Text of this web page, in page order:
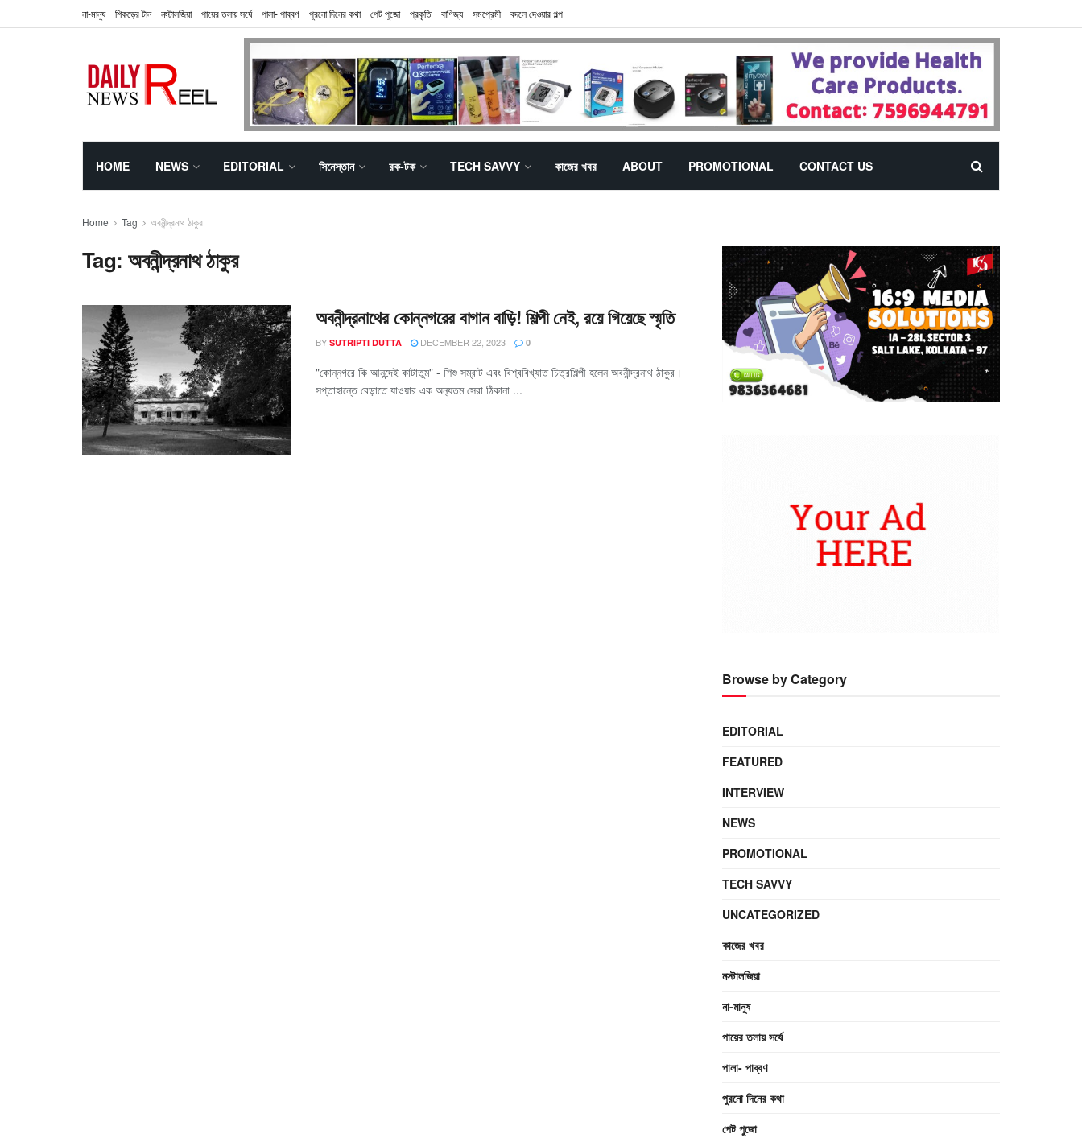
না-মানুষ শিকড়ের টান নস্টালজিয়া পায়ের তলায় সর্ষে পালা- পাব্বণ পুরনো দিনের কথা পেট পুজো প্রকৃতি বাণিজ্য সমপ্রেমী বদলে দেওয়ার গল্প
HOME NEWS EDITORIAL সিনেস্তান রক-টক TECH SAVVY কাজের খবর ABOUT PROMOTIONAL CONTACT US
Home Tag অবনীন্দ্রনাথ ঠাকুর
Tag:অবনীন্দ্রনাথ ঠাকুর
অবনীন্দ্রনাথের কোন্নগরের বাগান বাড়ি! শিল্পী নেই, রয়ে গিয়েছে স্মৃতি
BY SUTRIPTI DUTTA DECEMBER 22, 2023 0
"কোন্নগরে কি আনন্দেই কাটাতুম" - শিশু সম্রাট এবং বিশ্ববিখ্যাত চিত্রশিল্পী হলেন অবনীন্দ্রনাথ ঠাকুর।
সপ্তাহান্তে বেড়াতে যাওয়ার এক অন‍্যতম সেরা ঠিকানা ...
Browse by Category
EDITORIAL
FEATURED
INTERVIEW
NEWS
PROMOTIONAL
TECH SAVVY
UNCATEGORIZED
কাজের খবর
নস্টালজিয়া
না-মানুষ
পায়ের তলায় সর্ষে
পালা- পাব্বণ
পুরনো দিনের কথা
পেট পুজো